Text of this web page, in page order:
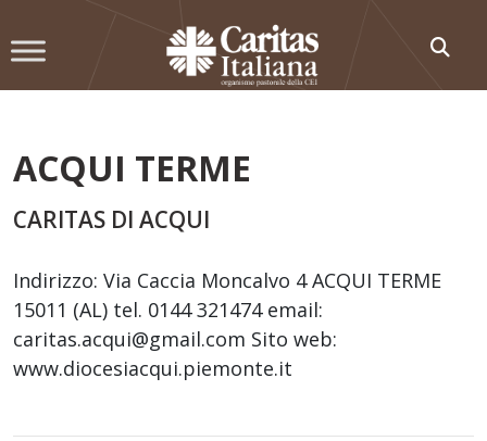
to
ACQUI TERME
CARITAS DI ACQUI
Indirizzo: Via Caccia Moncalvo 4 ACQUI TERME
15011 (AL) tel. 0144 321474 email:
caritas.acqui@gmail.com Sito web:
www.diocesiacqui.piemonte.it